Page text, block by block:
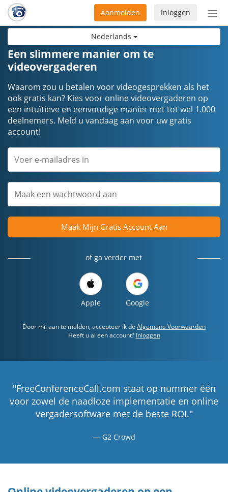
Nederlands
Inloggen
Aanmelden
Een slimmere manier om te
videovergaderen
Waarom zou u betalen voor videogesprekken als het
ook gratis kan? Kies voor online videovergaderen op
een intuïtieve en eenvoudige manier met tot wel 1.000
deelnemers. Meld u vandaag aan voor uw gratis
account!
Maak Mijn Gratis Account Aan
of ga verder met
Apple Google
Door mij aan te melden, accepteer ik de Algemene Voorwaarden
Heeft u al een account? Inloggen
"FreeConferenceCall.com staat op nummer één
voor zowel de naadloze implementatie en online
vergadersoftware met de beste ROI."
G2 Crowd